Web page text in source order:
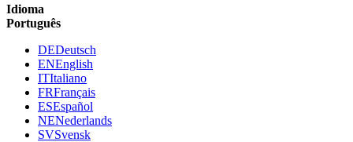
Idioma
Português
DEDeutsch
ENEnglish
ITItaliano
FRFrançais
ESEspañol
NENederlands
SVSvensk